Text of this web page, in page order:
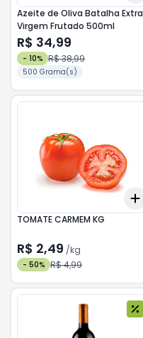
Azeite de Oliva Batalha Extra
Virgem Frutado 500ml
R$ 34,99
- 10% R$ 38,99
500 Grama(s)
Add
TOMATE CARMEM KG
R$ 2,49 /kg
- 50% R$ 4,99